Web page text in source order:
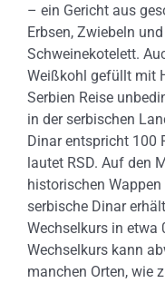
– ein Gericht aus
Erbsen, Zwiebeln
Schweinekotelett.
Weißkohl gefüllt mit
Serbien Reise
in der serbischen
Dinar entspricht 100
lautet RSD. Auf den
historischen
serbische Dinar
Wechselkurs in etwa
Wechselkurs kann
manchen Orten, wie